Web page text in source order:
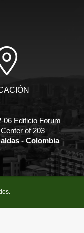
06 Edificio Forum
of 203
- Colombia